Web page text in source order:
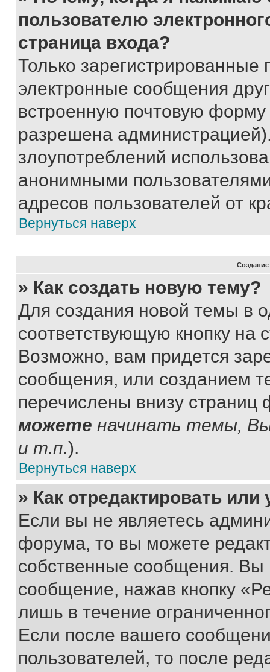
пользователю
страница входа?
Только зарегистрированные
электронные сообщения
встроенную почтовую
разрешена
злоупотреблений
анонимными
адресов пользователей от
Вернуться наверх
» Как создать новую тему?
Для создания новой темы в
соответствующую кнопку
Возможно, вам придется
сообщения, или созданием
перечислены внизу
можете начинать темы,
и т.п.).
Вернуться наверх
» Как отредактировать
Если вы не являетесь
форума, то вы можете
собственные сообщения. Вы
сообщение, нажав кнопку
лишь в течение
Если после вашего
пользователей, то после